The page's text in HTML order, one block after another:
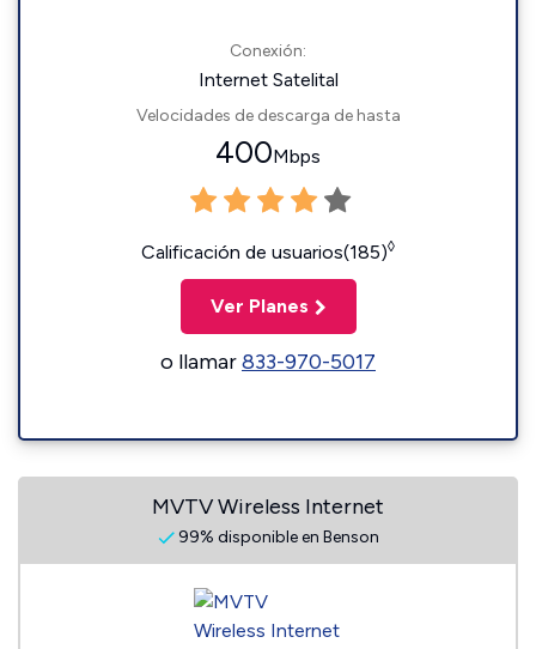
Conexión:
Internet Satelital
Velocidades de descarga de hasta
400Mbps
Calificación de usuarios(185)◊
Ver Planes
o llamar833-970-5017
MVTV Wireless Internet
99% disponible en Benson